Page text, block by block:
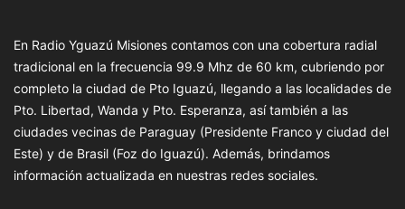
En Radio Yguazú Misiones contamos con una cobertura radial
tradicional en la frecuencia 99.9 Mhz de 60 km, cubriendo por
completo la ciudad de Pto Iguazú, llegando a las localidades de
Pto. Libertad, Wanda y Pto. Esperanza, así también a las
ciudades vecinas de Paraguay (Presidente Franco y ciudad del
Este) y de Brasil (Foz do Iguazú). Además, brindamos
información actualizada en nuestras redes sociales.